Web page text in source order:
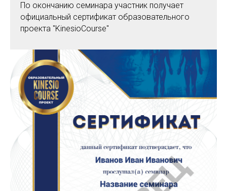
По окончанию семинара участник получает
официальный сертификат образовательного
проекта "KinesioCourse"